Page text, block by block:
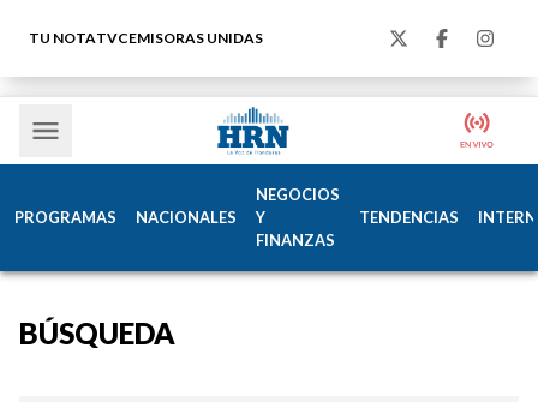
TU NOTATVCEMISORAS UNIDAS
PROGRAMAS NACIONALES
NEGOCIOS
Y
FINANZAS
TENDENCIAS
BÚSQUEDA